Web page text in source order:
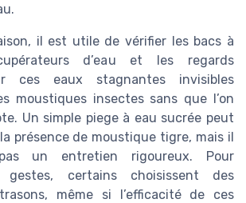
il est utile de vérifier les bacs à
d’eau et les regards
ces eaux stagnantes invisibles
moustiques insectes sans que l’on
Un simple piege à eau sucrée peut
présence de moustique tigre, mais il
un entretien rigoureux. Pour
gestes, certains choisissent des
même si l’efficacité de ces